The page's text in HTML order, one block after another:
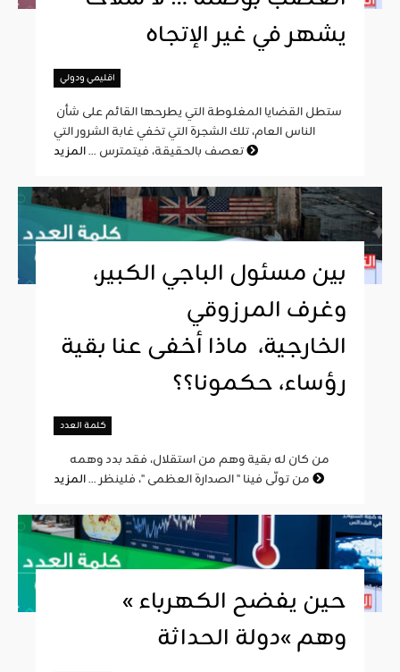
يشهر في غير الإتجاه
اقليمي ودولي
الناس العام، تلك الشجرة التي تخفي غابة الشرور التي
تعصف بالحقيقة، فيتمترس ...
بين مسئول الباجي الكبير،
وغرف المرزوقي
الخارجية، ماذا أخفى عنا بقية
رؤساء، حكمونا؟؟
كلمة العدد
من تولّى فينا " الصدارة العظمى "، فلينظر ...
« حين يفضح الكهرباء
وهم »دولة الحداثة